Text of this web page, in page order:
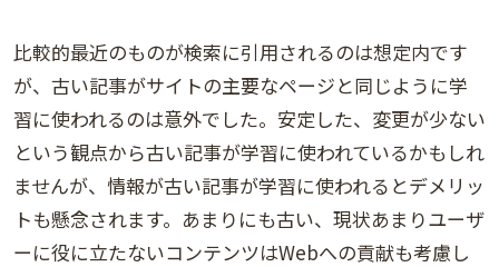
比較的最近のものが検索に引用されるのは想定内です
が、古い記事がサイトの主要なページと同じように学
習に使われるのは意外でした。安定した、変更が少ない
という観点から古い記事が学習に使われているかもしれ
ませんが、情報が古い記事が学習に使われるとデメリッ
トも懸念されます。あまりにも古い、現状あまりユーザ
ーに役に立たないコンテンツはWebへの貢献も考慮し